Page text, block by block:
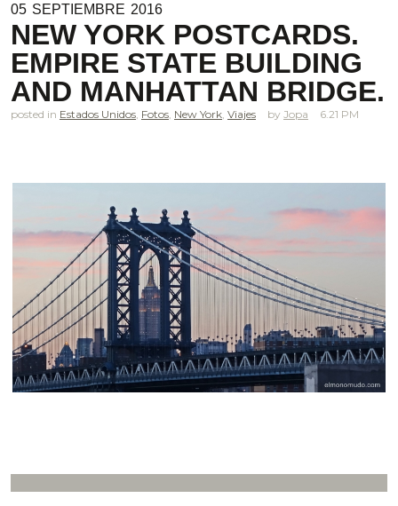
05 SEPTIEMBRE 2016
NEW YORK POSTCARDS.
EMPIRE STATE BUILDING
AND MANHATTAN BRIDGE.
posted in Estados Unidos Fotos New York Viajes Jopa 6.21 PM